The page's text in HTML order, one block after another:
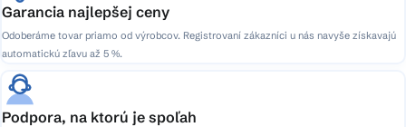
Garancia najlepšej ceny
Odoberáme tovar priamo od výrobcov. Registrovaní zákazníci u nás navyše získavajú
automatickú zľavu až 5 %.
Podpora, na ktorú je spoľah